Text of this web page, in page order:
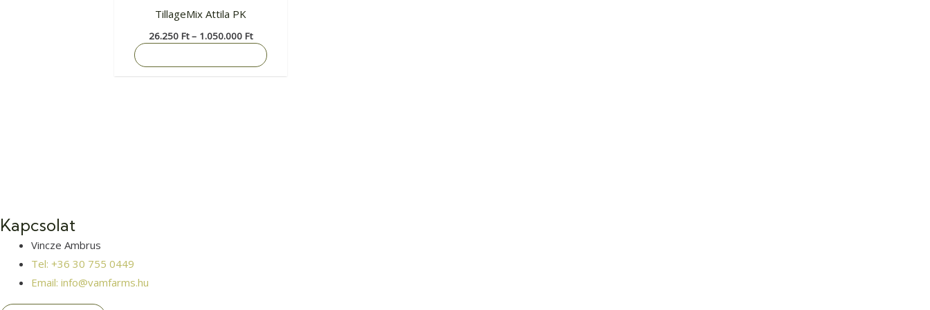
TillageMix Attila PK
26.250 Ft– 1.050.000 Ft
Kapcsolat
Vincze Ambrus
Tel: +36 30 755 0449
Email: info@vamfarms.hu